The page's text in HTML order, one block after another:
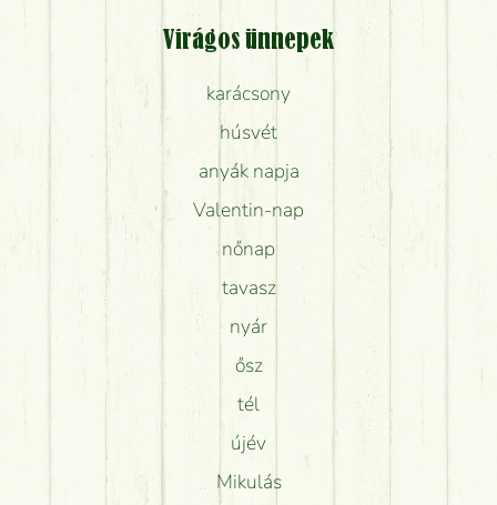
Virágos ünnepek
karácsony
húsvét
anyák napja
Valentin-nap
nőnap
tavasz
nyár
ősz
tél
újév
Mikulás